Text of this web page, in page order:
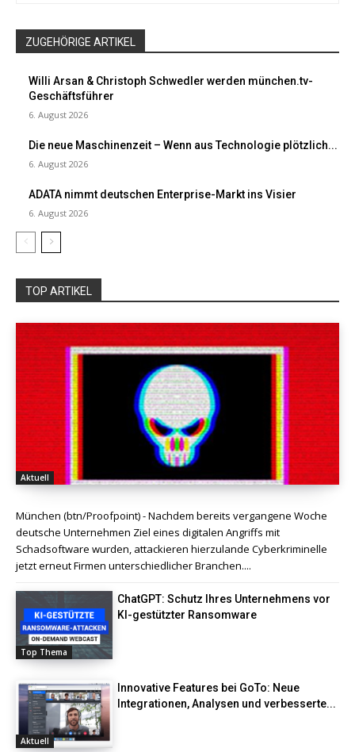
ZUGEHÖRIGE ARTIKEL
Willi Arsan & Christoph Schwedler werden münchen.tv-
Geschäftsführer
6. August 2026
Die neue Maschinenzeit – Wenn aus Technologie plötzlich...
6. August 2026
ADATA nimmt deutschen Enterprise-Markt ins Visier
6. August 2026
TOP ARTIKEL
Aktuell
München (btn/Proofpoint) - Nachdem bereits vergangene Woche
deutsche Unternehmen Ziel eines digitalen Angriffs mit
Schadsoftware wurden, attackieren hierzulande Cyberkriminelle
jetzt erneut Firmen unterschiedlicher Branchen....
Top Thema
ChatGPT: Schutz Ihres Unternehmens vor
KI-gestützter Ransomware
Aktuell
Innovative Features bei GoTo: Neue
Integrationen, Analysen und verbesserte...